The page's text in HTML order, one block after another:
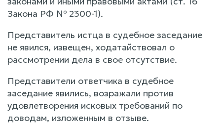
Закона РФ № 2300-1).
Представитель истца в судебное заседание
не явился, извещен, ходатайствовал о
рассмотрении дела в свое отсутствие.
Представители ответчика в судебное
заседание явились, возражали против
удовлетворения исковых требований по
доводам, изложенным в отзыве.